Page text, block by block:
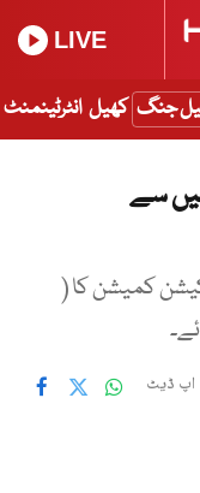
LIVE
جنگ کھیل انٹرٹینمنٹ
میں سے
کمیشن کا (
اپ ڈیٹ